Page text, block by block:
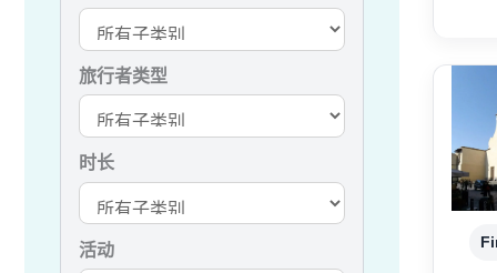
旅行者类型
时长
活动